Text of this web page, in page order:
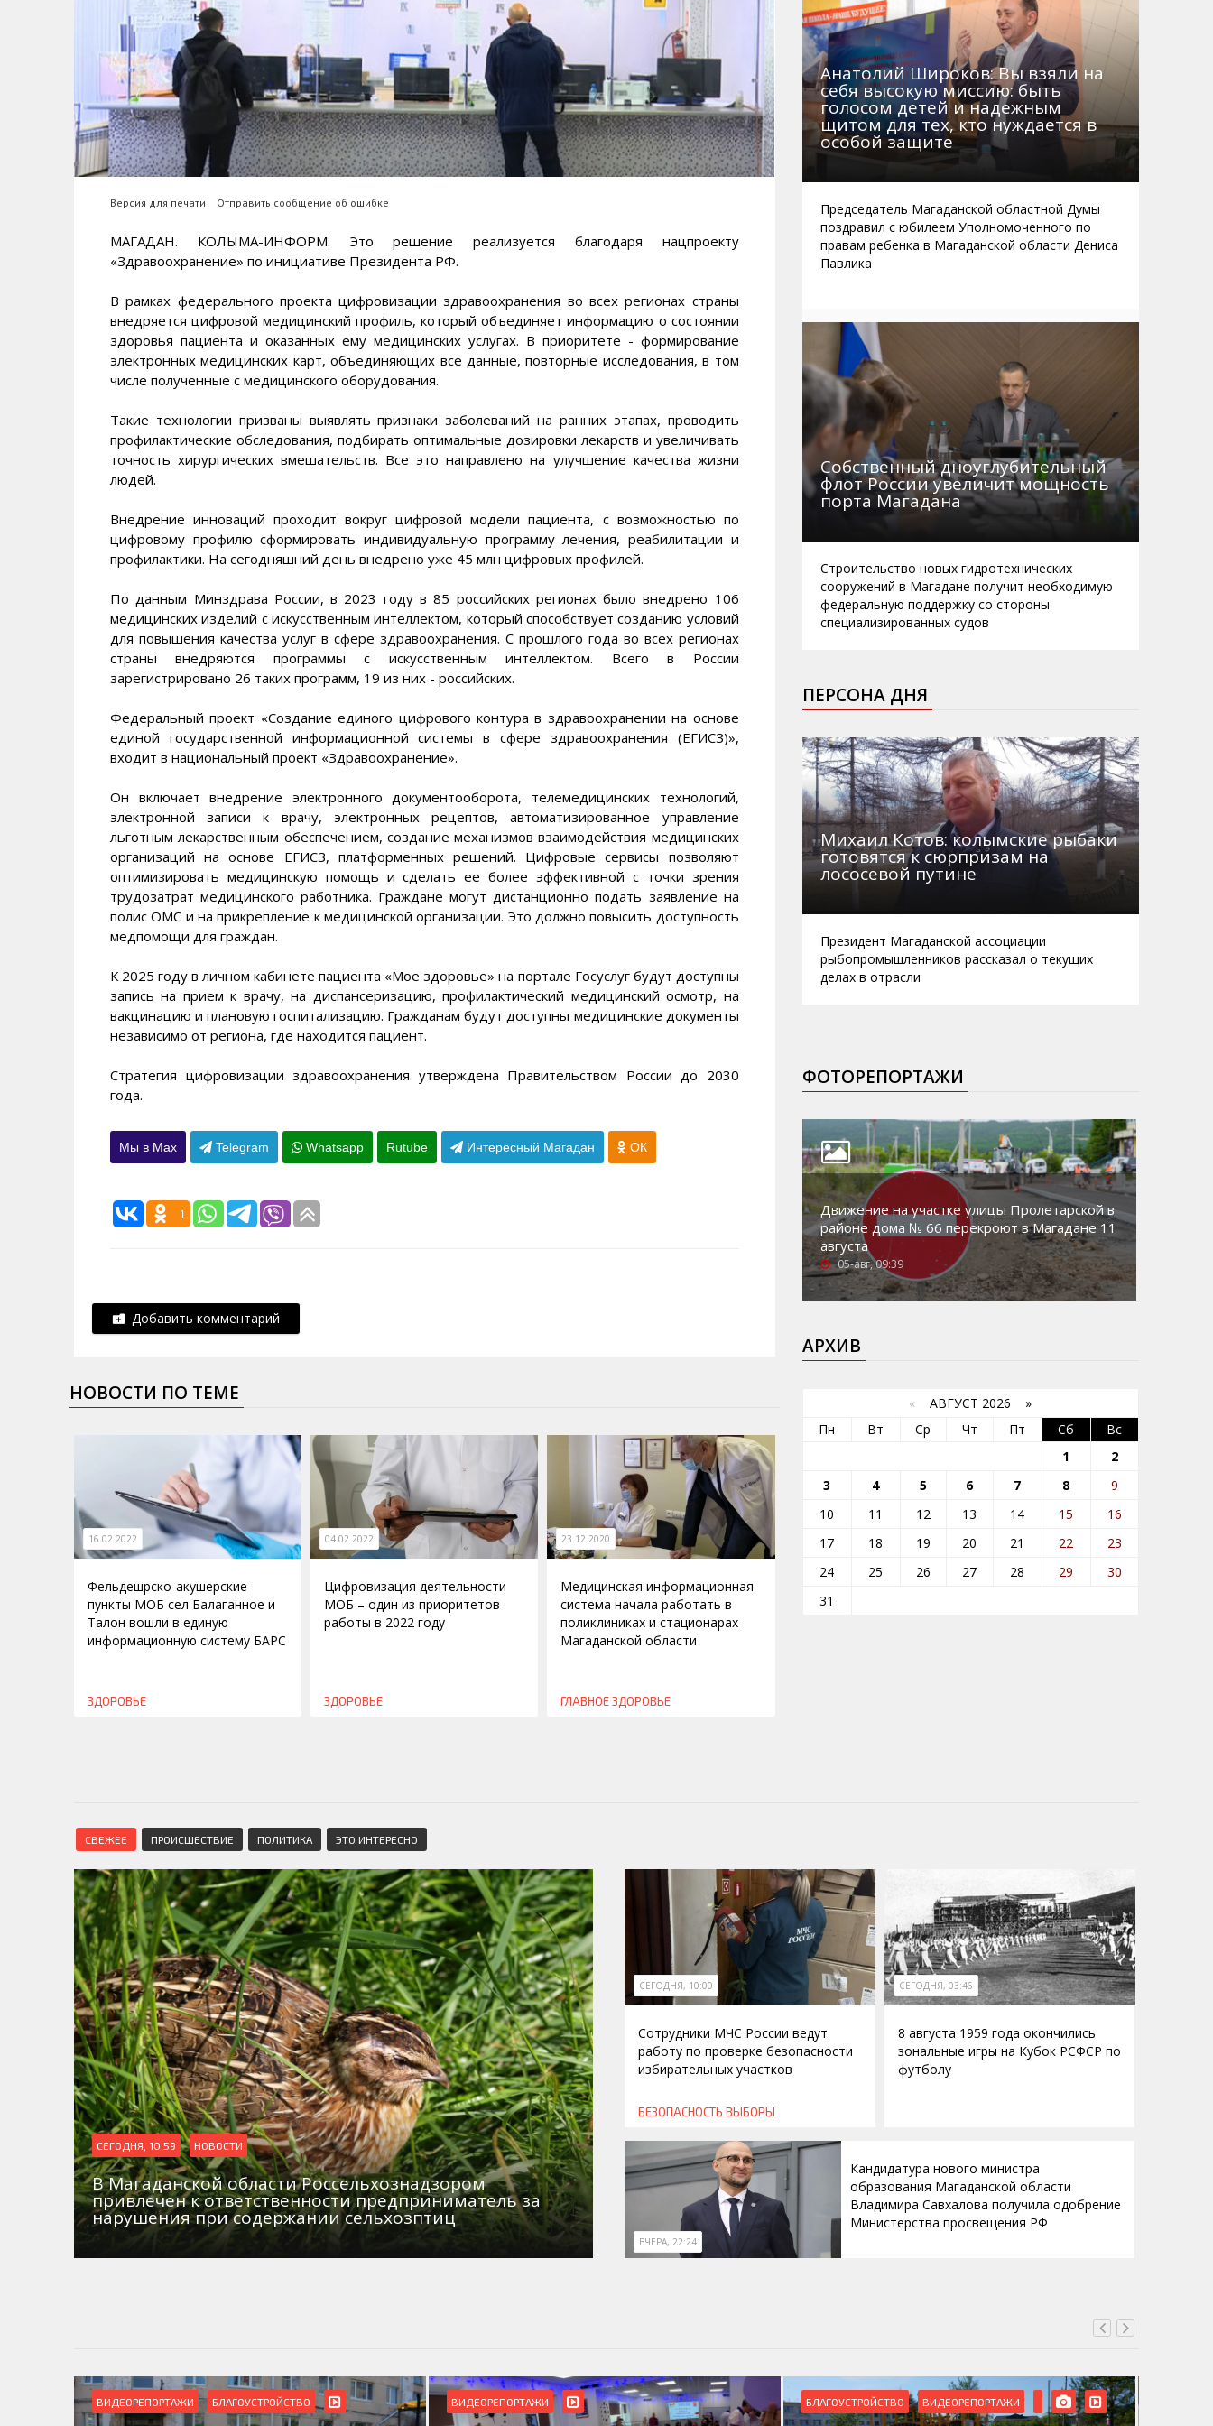
Версия для печати Отправить сообщение об ошибке
МАГАДАН. КОЛЫМА-ИНФОРМ. Это решение реализуется благодаря нацпроекту
«Здравоохранение» по инициативе Президента РФ.
В рамках федерального проекта цифровизации здравоохранения во всех регионах страны
внедряется цифровой медицинский профиль, который объединяет информацию о состоянии
здоровья пациента и оказанных ему медицинских услугах. В приоритете - формирование
электронных медицинских карт, объединяющих все данные, повторные исследования, в том
числе полученные с медицинского оборудования.
Такие технологии призваны выявлять признаки заболеваний на ранних этапах, проводить
профилактические обследования, подбирать оптимальные дозировки лекарств и увеличивать
точность хирургических вмешательств. Все это направлено на улучшение качества жизни
людей.
Внедрение инноваций проходит вокруг цифровой модели пациента, с возможностью по
цифровому профилю сформировать индивидуальную программу лечения, реабилитации и
профилактики. На сегодняшний день внедрено уже 45 млн цифровых профилей.
По данным Минздрава России, в 2023 году в 85 российских регионах было внедрено 106
медицинских изделий с искусственным интеллектом, который способствует созданию условий
для повышения качества услуг в сфере здравоохранения. С прошлого года во всех регионах
страны внедряются программы с искусственным интеллектом. Всего в России
зарегистрировано 26 таких программ, 19 из них - российских.
Федеральный проект «Создание единого цифрового контура в здравоохранении на основе
единой государственной информационной системы в сфере здравоохранения (ЕГИСЗ)»,
входит в национальный проект «Здравоохранение».
Он включает внедрение электронного документооборота, телемедицинских технологий,
электронной записи к врачу, электронных рецептов, автоматизированное управление
льготным лекарственным обеспечением, создание механизмов взаимодействия медицинских
организаций на основе ЕГИСЗ, платформенных решений. Цифровые сервисы позволяют
оптимизировать медицинскую помощь и сделать ее более эффективной с точки зрения
трудозатрат медицинского работника. Граждане могут дистанционно подать заявление на
полис ОМС и на прикрепление к медицинской организации. Это должно повысить доступность
медпомощи для граждан.
К 2025 году в личном кабинете пациента «Мое здоровье» на портале Госуслуг будут доступны
запись на прием к врачу, на диспансеризацию, профилактический медицинский осмотр, на
вакцинацию и плановую госпитализацию. Гражданам будут доступны медицинские документы
независимо от региона, где находится пациент.
Стратегия цифровизации здравоохранения утверждена Правительством России до 2030
года.
Мы в Max Telegram Whatsapp Rutube Интересный Магадан ОК
1
Добавить комментарий
НОВОСТИ ПО ТЕМЕ
16.02.2022
Фельдешрско-акушерские
пункты МОБ сел Балаганное и
Талон вошли в единую
информационную систему БАРС
ЗДОРОВЬЕ
04.02.2022
Цифровизация деятельности
МОБ – один из приоритетов
работы в 2022 году
ЗДОРОВЬЕ
23.12.2020
Медицинская информационная
система начала работать в
поликлиниках и стационарах
Магаданской области
ГЛАВНОЕ ЗДОРОВЬЕ
Анатолий Широков: Вы взяли на
себя высокую миссию: быть
голосом детей и надежным
щитом для тех, кто нуждается в
особой защите
Председатель Магаданской областной Думы
поздравил с юбилеем Уполномоченного по
правам ребенка в Магаданской области Дениса
Павлика
Собственный дноуглубительный
флот России увеличит мощность
порта Магадана
Строительство новых гидротехнических
сооружений в Магадане получит необходимую
федеральную поддержку со стороны
специализированных судов
ПЕРСОНА ДНЯ
Михаил Котов: колымские рыбаки
готовятся к сюрпризам на
лососевой путине
Президент Магаданской ассоциации
рыбопромышленников рассказал о текущих
делах в отрасли
ФОТОРЕПОРТАЖИ
Движение на участке улицы Пролетарской в
районе дома № 66 перекроют в Магадане 11
августа
05-авг, 09:39
АРХИВ
« АВГУСТ 2026 »
Пн
Вт Ср Чт Пт Сб
Вс
1
2
3
4 5 6 7 8
9
10
11 12 13 14 15
16
17
18 19 20 21 22
23
24
25 26 27 28 29
30
31
СВЕЖЕЕ ПРОИСШЕСТВИЕ ПОЛИТИКА ЭТО ИНТЕРЕСНО
СЕГОДНЯ, 10:59 НОВОСТИ
В Магаданской области Россельхознадзором
привлечен к ответственности предприниматель за
нарушения при содержании сельхозптиц
СЕГОДНЯ, 10:00
Сотрудники МЧС России ведут
работу по проверке безопасности
избирательных участков
БЕЗОПАСНОСТЬ ВЫБОРЫ
СЕГОДНЯ, 03:46
8 августа 1959 года окончились
зональные игры на Кубок РСФСР по
футболу
ВЧЕРА, 22:24
Кандидатура нового министра
образования Магаданской области
Владимира Савхалова получила одобрение
Министерства просвещения РФ
ВИДЕОРЕПОРТАЖИ БЛАГОУСТРОЙСТВО ВИДЕОРЕПОРТАЖИ БЛАГОУСТРОЙСТВО ВИДЕОРЕПОРТАЖИ